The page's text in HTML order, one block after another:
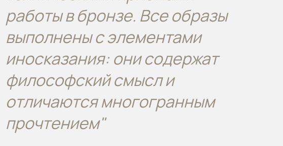
работы в бронзе. Все образы
выполнены с элементами
иносказания: они содержат
философский смысл и
отличаются многогранным
прочтением"